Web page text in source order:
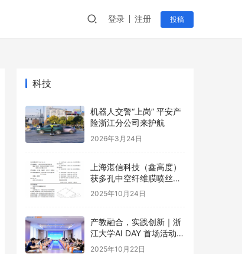
登录 注册 投稿
科技
机器人交警“上岗” 平安产
险浙江分公司来护航
2026年3月24日
上海湛信科技（鑫高度）
获多孔中空纤维膜喷丝装
置等2项专利
2025年10月24日
产教融合，实践创新｜浙
江大学AI DAY 首场活动成
功举办！
2025年10月22日